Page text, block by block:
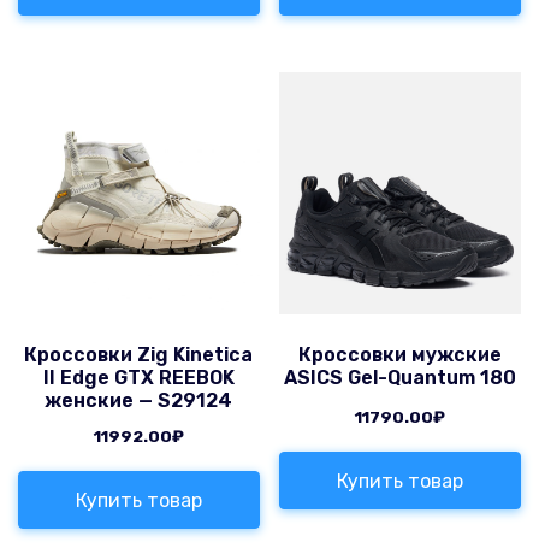
Кроссовки Zig Kinetica
II Edge GTX REEBOK
женские — S29124
11992.00₽
Купить товар
Кроссовки мужские
ASICS Gel-Quantum 180
11790.00₽
Купить товар